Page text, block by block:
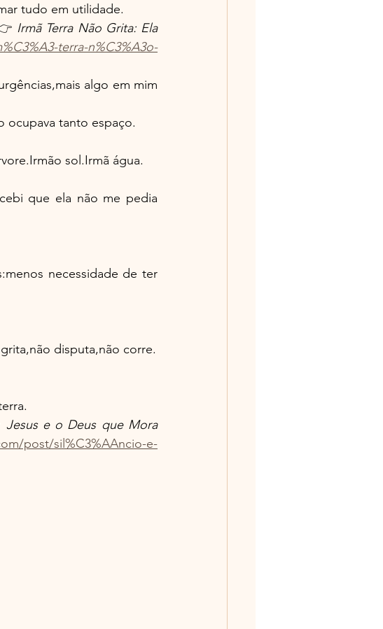
tudo em utilidade.
Irmã Terra Não Grita: Ela
terra-n%C3%A3o-
algo em mim
ocupava tanto espaço.
sol.Irmã água.
que ela não me pedia
necessidade de ter
disputa,não corre.
Jesus e o Deus que Mora
post/sil%C3%AAncio-e-